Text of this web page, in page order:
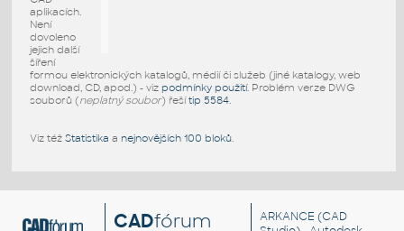
aplikacích.
Není
dovoleno
jejich další
šíření
formou elektronických katalogů, médií či služeb (jiné katalogy, web
download, CD, apod.) - viz podmínky použití. Problém verze DWG
souborů (neplatný soubor) řešítip 5584.
Viz též Statistika a nejnovějších 100 bloků.
CADfórum ARKANCE (CAD